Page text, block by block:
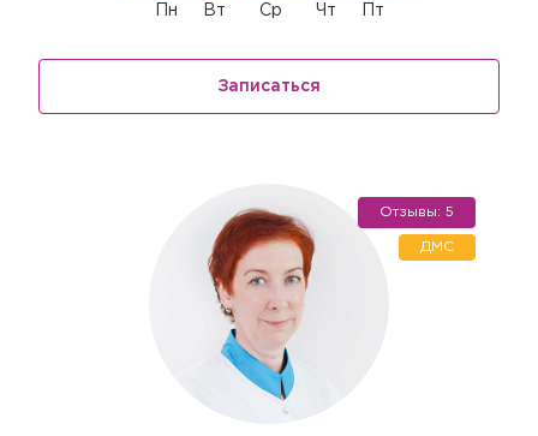
Пн Вт Ср Чт Пт
Записаться
Отзывы: 5
ДМС